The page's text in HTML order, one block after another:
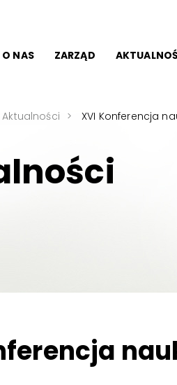
O NAS ZARZĄD
Aktualności XVI Konferencja